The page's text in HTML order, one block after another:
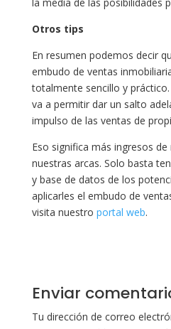
Otros tips
En resumen podemos decir
embudo de ventas
totalmente sencillo y
va a permitir dar un salto
impulso de las ventas de
Eso significa más ingresos
nuestras arcas. Solo basta
y base de datos de los
aplicarles el embudo de
visita nuestro portal web.
Enviar
Tu dirección de correo